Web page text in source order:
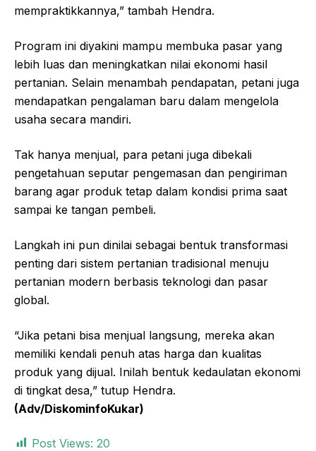
mempraktikkannya,” tambah Hendra.
Program ini diyakini mampu membuka pasar yang
lebih luas dan meningkatkan nilai ekonomi hasil
pertanian. Selain menambah pendapatan, petani juga
mendapatkan pengalaman baru dalam mengelola
usaha secara mandiri.
Tak hanya menjual, para petani juga dibekali
pengetahuan seputar pengemasan dan pengiriman
barang agar produk tetap dalam kondisi prima saat
sampai ke tangan pembeli.
Langkah ini pun dinilai sebagai bentuk transformasi
penting dari sistem pertanian tradisional menuju
pertanian modern berbasis teknologi dan pasar
global.
“Jika petani bisa menjual langsung, mereka akan
memiliki kendali penuh atas harga dan kualitas
produk yang dijual. Inilah bentuk kedaulatan ekonomi
di tingkat desa,” tutup Hendra.
(Adv/DiskominfoKukar)
Post Views: 20